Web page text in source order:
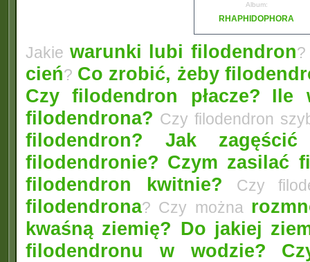
Album:
RHAPHIDOPHORA
Jakie warunki lubi filodendron
cień? Co zrobić, żeby
Czy filodendron płacze?
Ile
filodendrona? Czy filodendron
filodendron? Jak zagęścić
filodendronie? Czym zasilać
filodendron kwitnie? Czy
filodendrona? Czy można
kwaśną ziemię? Do jakiej
filodendronu w wodzie?